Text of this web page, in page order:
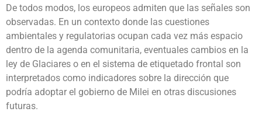
De todos modos, los europeos admiten que las señales son
observadas. En un contexto donde las cuestiones
ambientales y regulatorias ocupan cada vez más espacio
dentro de la agenda comunitaria, eventuales cambios en la
ley de Glaciares o en el sistema de etiquetado frontal son
interpretados como indicadores sobre la dirección que
podría adoptar el gobierno de Milei en otras discusiones
futuras.